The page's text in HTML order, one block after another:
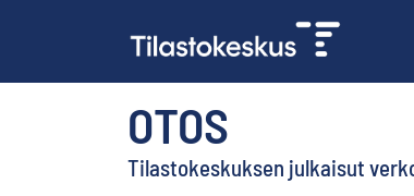
OTOS
Tilastokeskuksen julkaisut